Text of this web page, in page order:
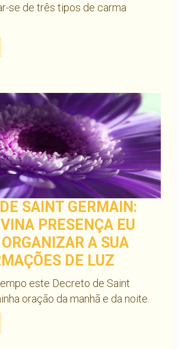
se de três tipos de carma
SAINT GERMAIN:
PRESENÇA EU
A SUA
DE LUZ
este Decreto de Saint
oração da manhã e da noite.